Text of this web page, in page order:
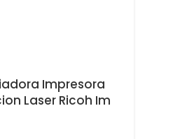
Impresora
Laser Ricoh Im